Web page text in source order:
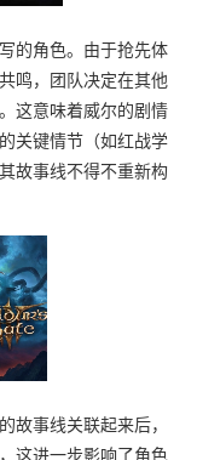
的角色。由于抢先体
鸣，团队决定在其他
这意味着威尔的剧情
关键情节（如红战学
故事线不得不重新构
事线关联起来后，
这进一步影响了角色